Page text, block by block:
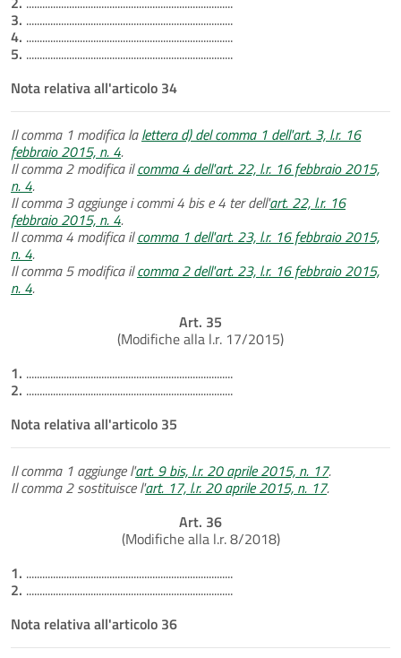
3. .............................................................................
4. .............................................................................
5. .............................................................................
Nota relativa all'articolo 34
Il comma 1 modifica lalettera d) del comma 1 dell'art. 3, l.r. 16
febbraio 2015, n. 4.
Il comma 2 modifica ilcomma 4 dell'art. 22, l.r. 16 febbraio 2015,
n. 4.
Il comma 3 aggiunge i commi 4 bis e 4 ter dell'art. 22, l.r. 16
febbraio 2015, n. 4.
Il comma 4 modifica ilcomma 1 dell'art. 23, l.r. 16 febbraio 2015,
n. 4.
Il comma 5 modifica ilcomma 2 dell'art. 23, l.r. 16 febbraio 2015,
n. 4.
Art. 35
(Modifiche alla l.r. 17/2015)
1. .............................................................................
2. .............................................................................
Nota relativa all'articolo 35
Il comma 1 aggiunge l'art. 9 bis, l.r. 20 aprile 2015, n. 17.
Il comma 2 sostituisce l'art. 17, l.r. 20 aprile 2015, n. 17.
Art. 36
(Modifiche alla l.r. 8/2018)
1. .............................................................................
2. .............................................................................
Nota relativa all'articolo 36